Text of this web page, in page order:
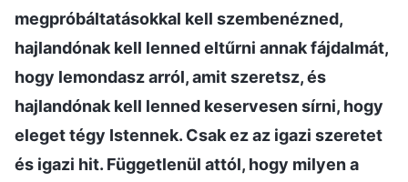
megpróbáltatásokkal kell szembenézned,
hajlandónak kell lenned eltűrni annak fájdalmát,
hogy lemondasz arról, amit szeretsz, és
hajlandónak kell lenned keservesen sírni, hogy
eleget tégy Istennek. Csak ez az igazi szeretet
és igazi hit. Függetlenül attól, hogy milyen a